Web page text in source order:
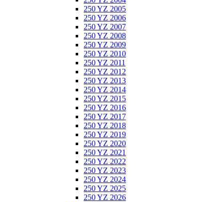
250 YZ 2005
250 YZ 2006
250 YZ 2007
250 YZ 2008
250 YZ 2009
250 YZ 2010
250 YZ 2011
250 YZ 2012
250 YZ 2013
250 YZ 2014
250 YZ 2015
250 YZ 2016
250 YZ 2017
250 YZ 2018
250 YZ 2019
250 YZ 2020
250 YZ 2021
250 YZ 2022
250 YZ 2023
250 YZ 2024
250 YZ 2025
250 YZ 2026